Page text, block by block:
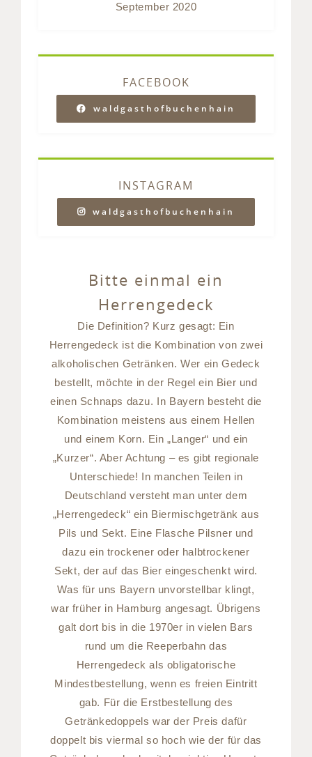
September 2020
FACEBOOK
waldgasthofbuchenhain
INSTAGRAM
waldgasthofbuchenhain
Bitte einmal ein
Herrengedeck
Die Definition? Kurz gesagt: Ein
Herrengedeck ist die Kombination von zwei
alkoholischen Getränken. Wer ein Gedeck
bestellt, möchte in der Regel ein Bier und
einen Schnaps dazu. In Bayern besteht die
Kombination meistens aus einem Hellen
und einem Korn. Ein „Langer“ und ein
„Kurzer“. Aber Achtung – es gibt regionale
Unterschiede! In manchen Teilen in
Deutschland versteht man unter dem
„Herrengedeck“ ein Biermischgetränk aus
Pils und Sekt. Eine Flasche Pilsner und
dazu ein trockener oder halbtrockener
Sekt, der auf das Bier eingeschenkt wird.
Was für uns Bayern unvorstellbar klingt,
war früher in Hamburg angesagt. Übrigens
galt dort bis in die 1970er in vielen Bars
rund um die Reeperbahn das
Herrengedeck als obligatorische
Mindestbestellung, wenn es freien Eintritt
gab. Für die Erstbestellung des
Getränkedoppels war der Preis dafür
doppelt bis viermal so hoch wie der für das